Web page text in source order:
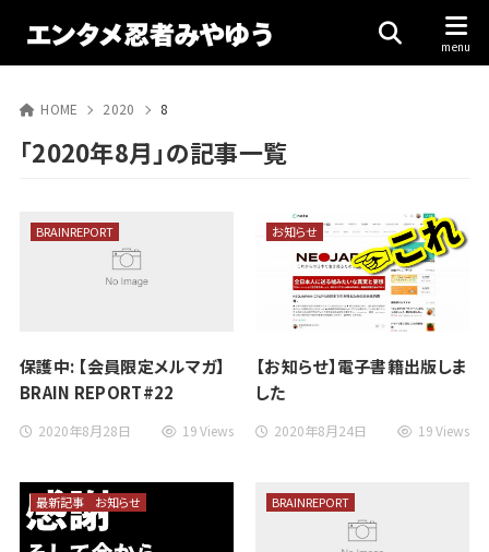
HOME 2020 8
「2020年8月」の記事一覧
保護中: 【会員限定メルマガ】
BRAIN REPORT#22
2020年8月28日
BRAINREPORT
19 Views
【お知らせ】電子書籍出版しま
した
2020年8月24日
お知らせ
19 Views
最新記事 お知らせ BRAINREPORT